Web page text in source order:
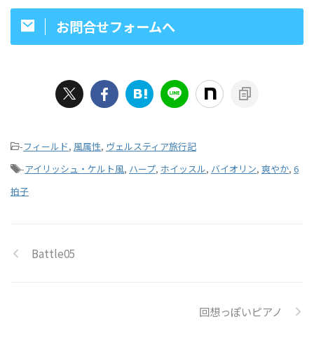
お問合せフォームへ
-フィールド, 風属性, ヴェルスティア旅行記
-アイリッシュ・ケルト風, ハープ, ホイッスル, バイオリン, 爽やか, 6
拍子
Battle05
回想っぽいピアノ